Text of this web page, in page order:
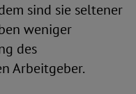
sind sie seltener
weniger
des
Arbeitgeber.